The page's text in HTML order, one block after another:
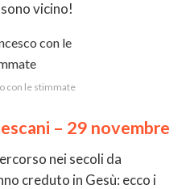
vicino!
con le stimmate
– 29 novembre
nei secoli da
creduto in Gesù: ecco i